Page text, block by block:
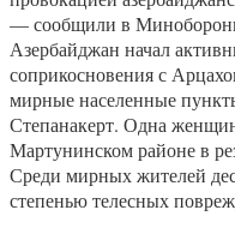
— сообщили в
Азербайджан начал
соприкосновения с
мирные населенные
Степанакерт. Одна
Мартунинском районе в
Среди мирных жителей
степенью телесных